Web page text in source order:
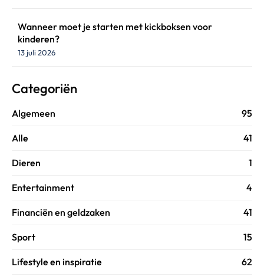
Wanneer moet je starten met kickboksen voor
kinderen?
13 juli 2026
Categoriën
Algemeen 95
Alle 41
Dieren 1
Entertainment 4
Financiën en geldzaken 41
Sport 15
Lifestyle en inspiratie 62